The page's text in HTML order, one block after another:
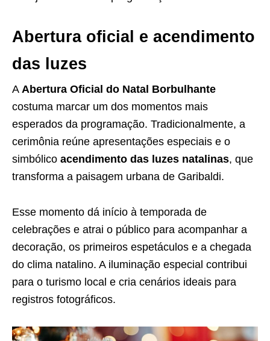
Abertura oficial e acendimento
das luzes
A Abertura Oficial do Natal Borbulhante
costuma marcar um dos momentos mais
esperados da programação. Tradicionalmente, a
cerimônia reúne apresentações especiais e o
simbólico acendimento das luzes natalinas, que
transforma a paisagem urbana de Garibaldi.
Esse momento dá início à temporada de
celebrações e atrai o público para acompanhar a
decoração, os primeiros espetáculos e a chegada
do clima natalino. A iluminação especial contribui
para o turismo local e cria cenários ideais para
registros fotográficos.